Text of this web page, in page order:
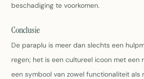
beschadiging te voorkomen.
Conclusie
De paraplu is meer dan slechts een
regen; het is een cultureel icoon met een
een symbool van zowel functionaliteit als